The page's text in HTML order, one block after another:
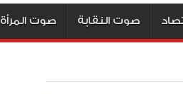
صوت النقابة صوت المرأة